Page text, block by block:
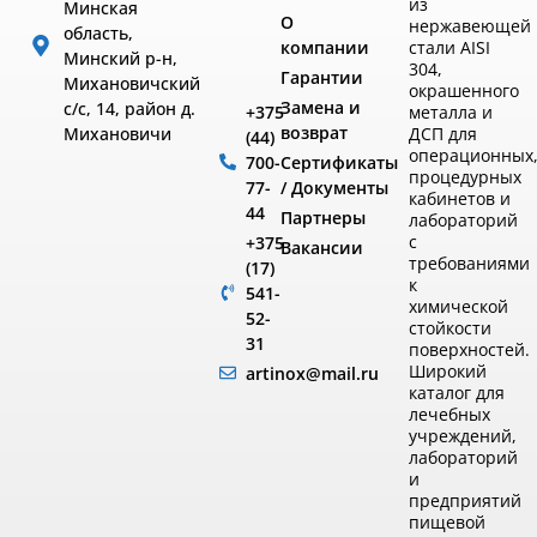
Минская
область,
Минский р-н,
Михановичский
с/с, 14, район д.
Михановичи
+375
(44)
700-
77-
44
+375
(17)
541-
52-
31
artinox@mail.ru
О
компании
Гарантии
Замена и
возврат
Сертификаты
/ Документы
Партнеры
Вакансии
нержавеющей
стали AISI
304,
окрашенного
металла и
ДСП для
операционных,
процедурных
кабинетов и
лабораторий
с
требованиями
к
химической
стойкости
поверхностей.
Широкий
каталог для
лечебных
учреждений,
лабораторий
и
предприятий
пищевой